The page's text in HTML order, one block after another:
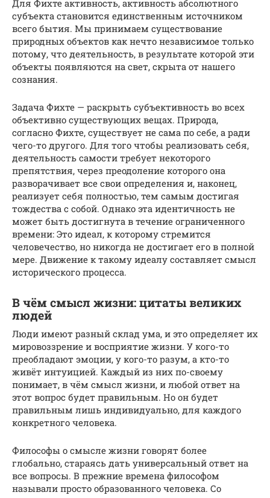
Для Фихте активность, активность абсолютного
субъекта становится единственным источником
всего бытия. Мы принимаем существование
природных объектов как нечто независимое только
потому, что деятельность, в результате которой эти
объекты появляются на свет, скрыта от нашего
сознания.
Задача Фихте — раскрыть субъективность во всех
объективно существующих вещах. Природа,
согласно Фихте, существует не сама по себе, а ради
чего-то другого. Для того чтобы реализовать себя,
деятельность самости требует некоторого
препятствия, через преодоление которого она
разворачивает все свои определения и, наконец,
реализует себя полностью, тем самым достигая
тождества с собой. Однако эта идентичность не
может быть достигнута в течение ограниченного
времени: Это идеал, к которому стремится
человечество, но никогда не достигает его в полной
мере. Движение к такому идеалу составляет смысл
исторического процесса.
В чём смысл жизни: цитаты великих
людей
Люди имеют разный склад ума, и это определяет их
мировоззрение и восприятие жизни. У кого-то
преобладают эмоции, у кого-то разум, а кто-то
живёт интуицией. Каждый из них по-своему
понимает, в чём смысл жизни, и любой ответ на
этот вопрос будет правильным. Но он будет
правильным лишь индивидуально, для каждого
конкретного человека.
Философы о смысле жизни говорят более
глобально, стараясь дать универсальный ответ на
все вопросы. В прежние времена философом
называли просто образованного человека. Со